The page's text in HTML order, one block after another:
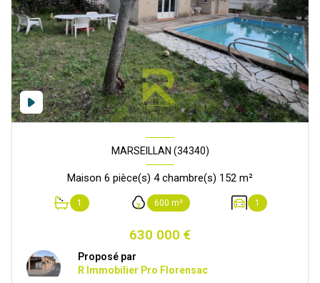
MARSEILLAN (34340)
Maison 6 pièce(s) 4 chambre(s) 152 m²
1 600 m² 1
630 000 €
Proposé par
R Immobilier Pro Florensac